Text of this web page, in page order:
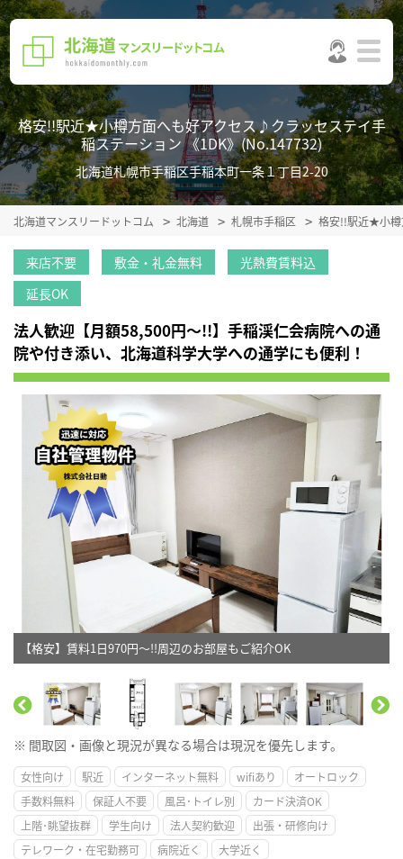
格安!!駅近★小樽方面へも好アクセス♪クラッセステイ手
稲ステーション 《1DK》(No.147732)
北海道札幌市手稲区手稲本町一条１丁目2-20
北海道マンスリードットコム 北海道 札幌市手稲区 格安!!駅近★小樽
来店不要 敷金・礼金無料
光熱費賃料込
延長OK
法人歓迎【月額58,500円～!!】手稲渓仁会病院への通
院や付き添い、北海道科学大学への通学にも便利！
【格安】賃料1日970円～!!周辺のお部屋もご紹介OK
※ 間取図・画像と現況が異なる場合は現況を優先します。
女性向け 駅近 インターネット無料 wifiあり
オートロック
手数料無料
保証人不要 風呂･トイレ別
カード決済OK
上階･眺望抜群
学生向け 法人契約歓迎
出張・研修向け
テレワーク・在宅勤務可
病院近く 大学近く